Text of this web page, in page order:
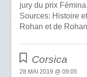
jury du prix Fémina.
Sources: Histoire
Rohan et de
Corsica
28 MAI 2019 @ 09:05